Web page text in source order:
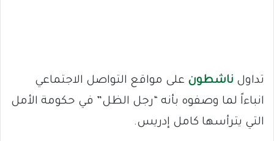
تداول ناشطون على مواقع التواصل الاجتماعي
انباءاً لما وصفوه بأنه “رجل الظل” في حكومة الأمل
التي يترأسها كامل إدريس.